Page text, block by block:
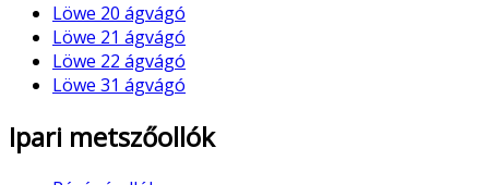
Löwe 20 ágvágó
Löwe 21 ágvágó
Löwe 22 ágvágó
Löwe 31 ágvágó
Ipari metszőollók